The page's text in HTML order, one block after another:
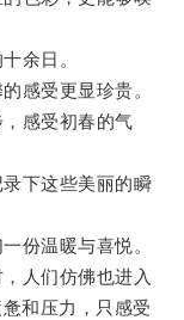
余日。
感受更显珍贵。
感受初春的气
下这些美丽的瞬
份温暖与喜悦。
人们仿佛也进入
和压力，只感受